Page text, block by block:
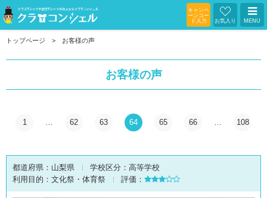
キャンペ
ーンコー
ド入力
お気入り MENU
トップページ お客様の声
お客様の声
1 … 62 63 64 65 66 … 108
都道府県： 山梨県 学校区分： 高等学校
利用目的： 文化祭・体育祭 評価：